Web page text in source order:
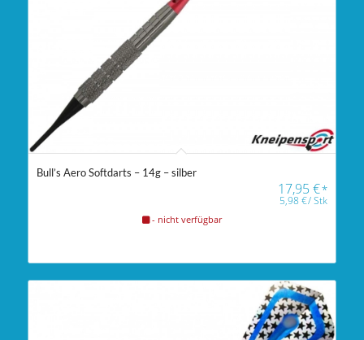
Bull’s Aero Softdarts – 14g – silber
17,95€*
5,98€/Stk
- nicht verfügbar